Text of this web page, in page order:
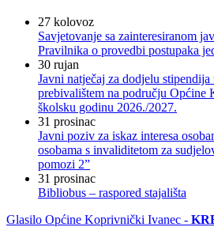
27 kolovoz
Savjetovanje sa zainteresiranom
Pravilnika o provedbi postupaka
30 rujan
Javni natječaj za dodjelu
prebivalištem na području Općine
školsku godinu 2026./2027.
31 prosinac
Javni poziv za iskaz interesa
osobama s invaliditetom za
pomozi 2”
31 prosinac
Bibliobus – raspored stajališta
Glasilo Općine Koprivnički Ivanec -